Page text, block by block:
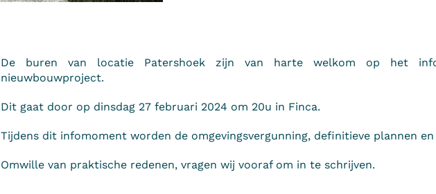
De buren van locatie Patershoek zijn van harte welkom op het
nieuwbouwproject.
Dit gaat door op dinsdag 27 februari 2024 om 20u in Finca.
Tijdens dit infomoment worden de omgevingsvergunning, definitieve plannen
Omwille van praktische redenen, vragen wij vooraf om in te schrijven.